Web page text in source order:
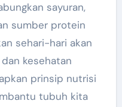
sayuran,
sumber protein
sehari-hari akan
kesehatan
prinsip nutrisi
tubuh kita